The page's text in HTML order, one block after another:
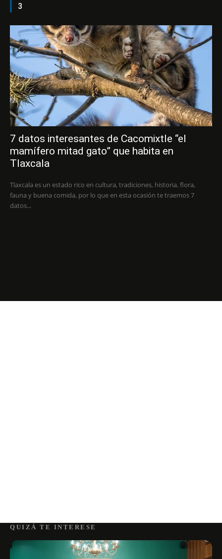
3
7 datos interesantes de Cacomixtle “el
mamífero mitad gato” que habita en
Tlaxcala
Tlaxcala es un estado rico en cultura, tradiciones, historia, flora,
fauna y buena comida, por lo que en esta ocasión te traemos 7
datos...
QUIZÁ TE INTERESE